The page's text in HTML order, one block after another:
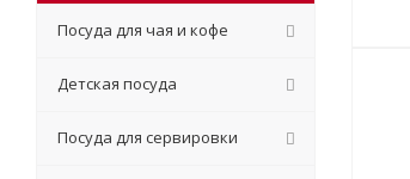
Посуда для чая и кофе
Детская посуда
Посуда для сервировки